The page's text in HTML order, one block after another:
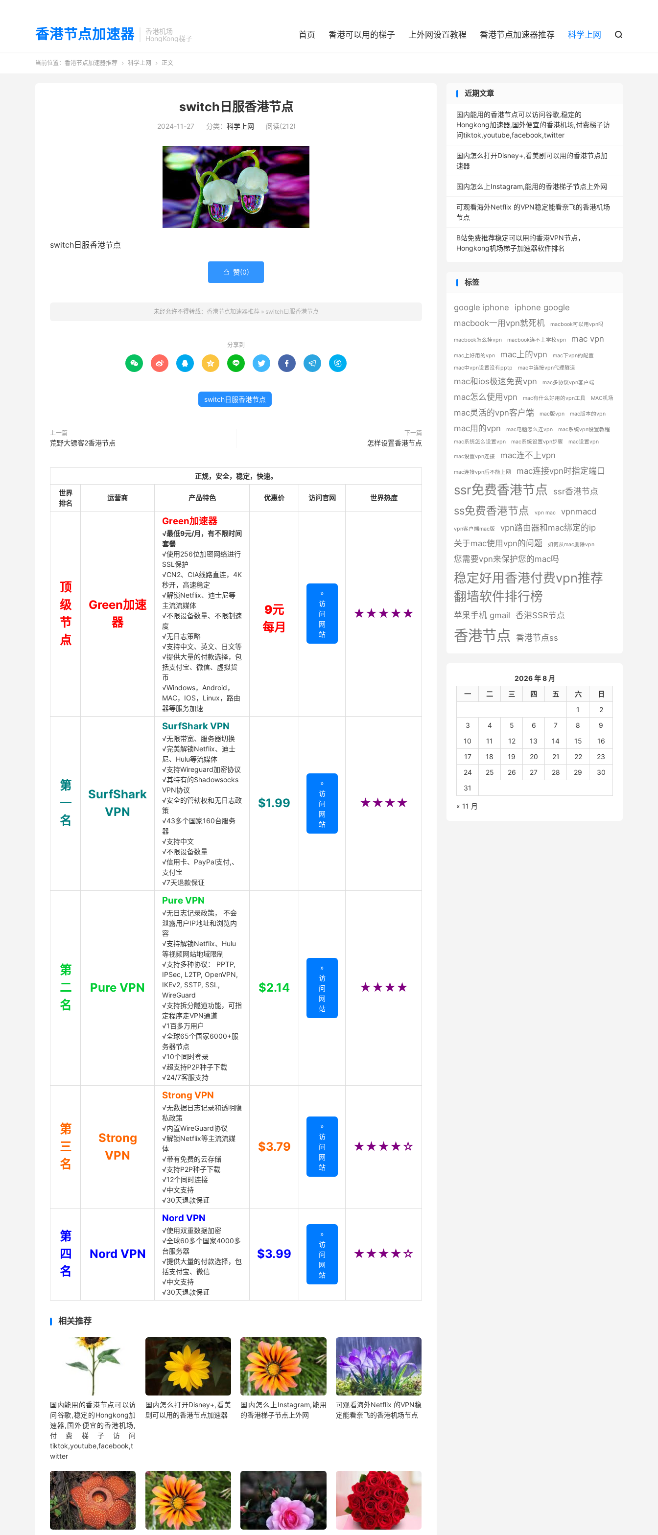
香港节点加速器
香港机场
HongKong梯子
首页 香港可以用的梯子 上外网设置教程 香港节点加速器推荐 科学上网 
当前位置： 香港节点加速器推荐  科学上网  正文
switch日服香港节点
2024-11-27 分类： 科学上网 阅读(212)
switch日服香港节点
 赞(0)
未经允许不得转载： 香港节点加速器推荐 » switch日服香港节点
分享到
        
switch日服香港节点
上一篇
荒野大镖客2香港节点
下一篇
怎样设置香港节点
正规，安全，稳定，快速。
世界
排名
运营商 产品特色 优惠价 访问官网 世界热度
顶
级
节
点
Green加速
器
Green加速器
√最低9元/月，有不限时间
套餐
√使用256位加密网络进行
SSL保护
√CN2、CIA线路直连，4K
秒开，高速稳定
√解锁Netflix、迪士尼等
主流流媒体
√不限设备数量、不限制速
度
√无日志策略
√支持中文、英文、日文等
√提供大量的付款选择，包
括支付宝、微信、虚拟货
币
√Windows，Android，
MAC，IOS，Linux，路由
器等服务加速
9元
每月
»
访
问
网
站
★★★★★
第
一
名
SurfShark
VPN
SurfShark VPN
√无限带宽、服务器切换
√完美解锁Netflix、迪士
尼、Hulu等流媒体
√支持Wireguard加密协议
√其特有的Shadowsocks
VPN协议
√安全的管辖权和无日志政
策
√43多个国家160台服务
器
√支持中文
√不限设备数量
√信用卡、PayPal支付,、
支付宝
√7天退款保证
$1.99
»
访
问
网
站
★★★★
第
二
名
Pure VPN
Pure VPN
√无日志记录政策， 不会
泄露用户IP地址和浏览内
容
√支持解锁Netflix、Hulu
等视频网站地域限制
√支持多种协议： PPTP,
IPSec, L2TP, OpenVPN,
IKEv2, SSTP, SSL,
WireGuard
√支持拆分隧道功能，可指
定程序走VPN通道
√1百多万用户
√全球65个国家6000+服
务器节点
√10个同时登录
√超支持P2P种子下载
√24/7客服支持
$2.14
»
访
问
网
站
★★★★
第
三
名
Strong
VPN
Strong VPN
√无数据日志记录和透明隐
私政策
√内置WireGuard协议
√解锁Netflix等主流流媒
体
√带有免费的云存储
√支持P2P种子下载
√12个同时连接
√中文支持
√30天退款保证
$3.79
»
访
问
网
站
★★★★☆
第
四
名
Nord VPN
Nord VPN
√使用双重数据加密
√全球60多个国家4000多
台服务器
√提供大量的付款选择，包
括支付宝、微信
√中文支持
√30天退款保证
$3.99
»
访
问
网
站
★★★★☆
相关推荐
国内能用的香港节点可以访
问谷歌,稳定的Hongkong加
速器,国外便宜的香港机场,
付费梯子访问
tiktok,youtube,facebook,t
witter
国内怎么打开Disney+,看美
剧可以用的香港节点加速器
国内怎么上Instagram,能用
的香港梯子节点上外网
可观看海外Netflix 的VPN稳
定能看奈飞的香港机场节点
近期文章
国内能用的香港节点可以访问谷歌,稳定的
Hongkong加速器,国外便宜的香港机场,付费梯子访
问tiktok,youtube,facebook,twitter
国内怎么打开Disney+,看美剧可以用的香港节点加
速器
国内怎么上Instagram,能用的香港梯子节点上外网
可观看海外Netflix 的VPN稳定能看奈飞的香港机场
节点
B站免费推荐稳定可以用的香港VPN节点，
Hongkong机场梯子加速器软件排名
标签
google iphone
iphone google
macbook一用vpn就死机
macbook可以用vpn吗
macbook怎么挂vpn macbook连不上学校vpn mac vpn
mac上好用的vpn mac上的vpn
mac下vpn的配置
mac中vpn设置没有pptp
mac中连接vpn代理隧道
mac和ios极速免费vpn mac多协议vpn客户端
mac怎么使用vpn mac有什么好用的vpn工具 MAC机场
mac灵活的vpn客户端 mac版vpn mac版本的vpn
mac用的vpn mac电脑怎么连vpn
mac系统vpn设置教程
mac系统怎么设置vpn
mac系统设置vpn步骤 mac设置vpn
mac设置vpn连接 mac连不上vpn
mac连接vpn后不能上网 mac连接vpn时指定端口
ssr免费香港节点 ssr香港节点
ss免费香港节点 vpn mac vpnmacd
vpn客户端mac版
vpn路由器和mac绑定的ip
关于mac使用vpn的问题
如何从mac删除vpn
您需要vpn来保护您的mac吗
稳定好用香港付费vpn推荐
翻墙软件排行榜
苹果手机 gmail 香港SSR节点
香港节点 香港节点ss
2026 年 8 月
一
二 三 四 五 六
日
1
2
3
4 5 6 7 8
9
10
11 12 13 14 15
16
17
18 19 20 21 22
23
24
25 26 27 28 29
30
31
« 11 月